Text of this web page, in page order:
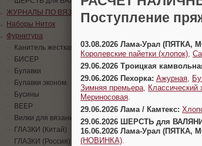
ЖУРНАЛЫ ПО ВЯЗАНИЮ
Наборы Ниток
Фурнитура
Канитель жесткая
БИСЕР
Булавки
Булавки эконом.
Бусины
ВЕЕР
Вилки для вязания
ГЛАЗКИ (Китай)
ГЛАЗКИ (Россия)
Поступление
03.08.2026 Лама-Урал
Королевские пайетки (хлопок)
29.06.2026 Троицкая
29.06.2026 Пехорка: Ажурная
Зимняя премьера
Классический
Мериносовая
29.06.2026 Лама / Камтекс:
29.06.2026 ШЕРСТЬ для
16.06.2026 Лама-Урал
(НОВИНКА)